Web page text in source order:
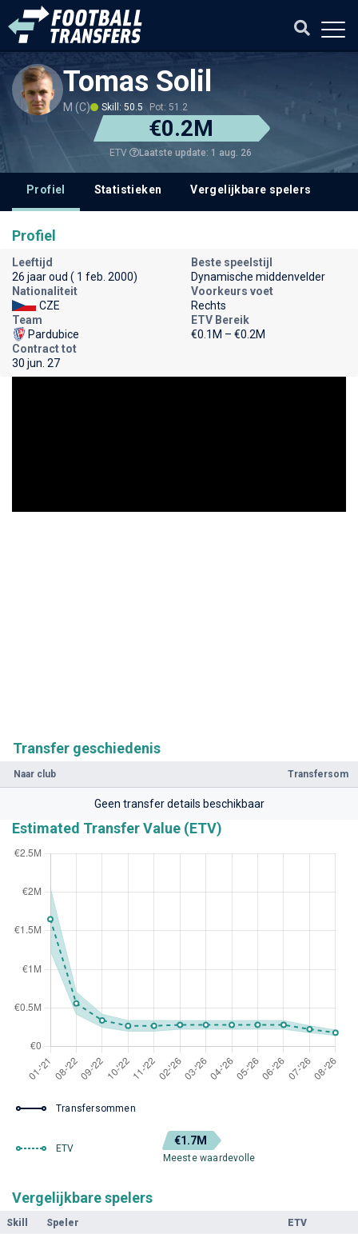
Tomas Solil
M (C) Skill: 50.5 Pot: 51.2
€0.2M
ETV Laatste update: 1 aug. 26
Profiel Statistieken Vergelijkbare spelers
Transfer geschiedenis
Naar club Transfersom
Geen transfer details beschikbaar
Estimated Transfer Value (ETV)
Transfersommen
ETV
€1.7M
Meeste waardevolle
Vergelijkbare spelers
Skill Speler ETV
Profiel
Leeftijd
26 jaar oud ( 1 feb. 2000)
Beste speelstijl
Dynamische middenvelder
Nationaliteit
CZE
Voorkeurs voet
Rechts
Team
Pardubice
ETV Bereik
€0.1M – €0.2M
Contract tot
30 jun. 27